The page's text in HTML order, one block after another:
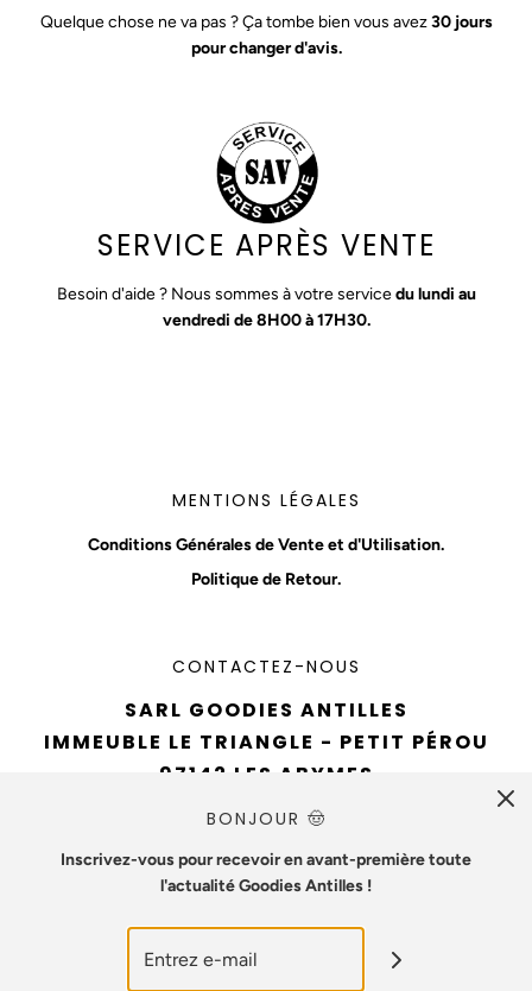
Quelque chose ne va pas ? Ça tombe bien vous avez30 jours
pour changer d'avis.
SERVICE APRÈS VENTE
Besoin d'aide ? Nous sommes à votre servicedu lundi au
vendredi de 8H00 à 17H30.
MENTIONS LÉGALES
Conditions Générales de Vente et d'Utilisation.
Politique de Retour.
CONTACTEZ-NOUS
SARL GOODIES ANTILLES
IMMEUBLE LE TRIANGLE - PETIT PÉROU
97142 LES ABYMES
TÉL : 0690 94 61 93
CONTACT@GOODIESANTILLES.COM
NUMÉRO SIREN : 890715642
BONJOUR 🤠
Inscrivez-vous pour recevoir en avant-première toute
l'actualité Goodies Antilles !